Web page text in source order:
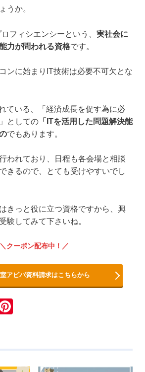
うか。
フィシエンシーという、 実社会に
力が問われる資格です。
ンに始まりIT技術は必要不可欠とな
ている、「経済成長を促す為に必
としての 「ITを活用した問題解決能
でもあります。
われており、日程も各会場と相談
きるので、とても受けやすいでし
きっと役に立つ資格ですから、興
験してみて下さいね。
クーポン配布中！
アビバ資料請求はこちらから